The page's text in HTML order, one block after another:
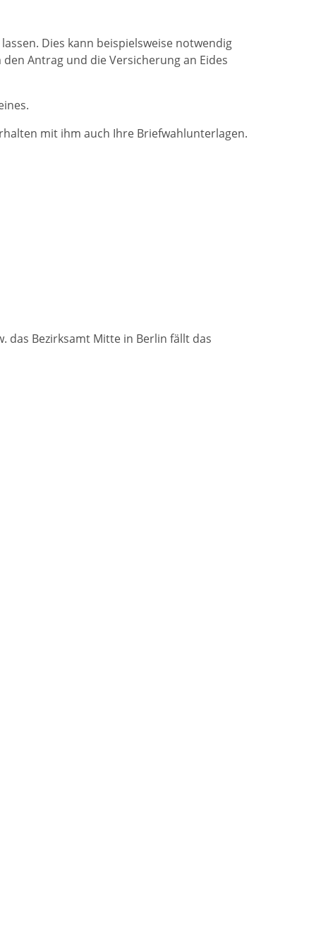
Dies kann beispielsweise notwendig
Antrag und die Versicherung an Eides
mit ihm auch Ihre Briefwahlunterlagen.
das Bezirksamt Mitte in Berlin fällt das